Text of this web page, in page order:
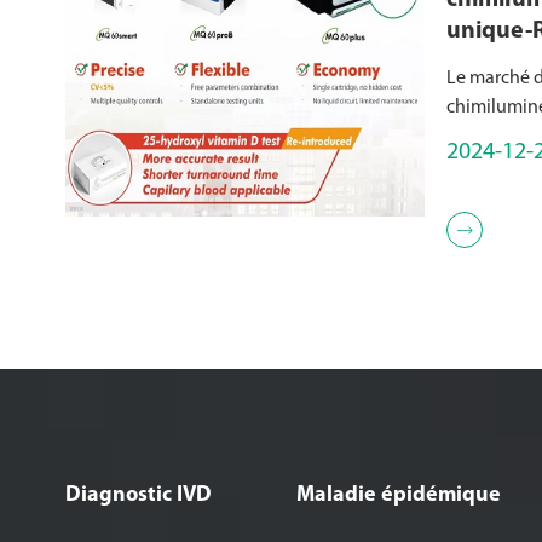
unique-
unique
Le marché
article par
instruments...
2024-12-

Diagnostic IVD Maladie épidémique